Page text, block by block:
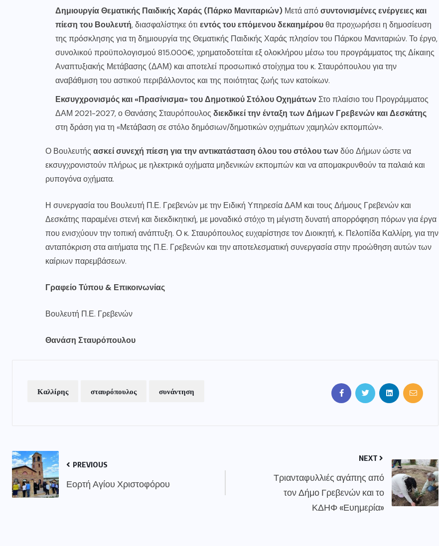
Δημιουργία Θεματικής Παιδικής Χαράς (Πάρκο Μανιταριών) Μετά απόσυντονισμένες ενέργειες και
πίεση του Βουλευτή, διασφαλίστηκε ότι εντός του επόμενου δεκαημέρουθα προχωρήσει η δημοσίευση
της πρόσκλησης για τη δημιουργία της Θεματικής Παιδικής Χαράς πλησίον του Πάρκου Μανιταριών. Το έργο,
συνολικού προϋπολογισμού 815.000€, χρηματοδοτείται εξ ολοκλήρου μέσω του προγράμματος της Δίκαιης
Αναπτυξιακής Μετάβασης (ΔΑΜ) και αποτελεί προσωπικό στοίχημα του κ. Σταυρόπουλου για την
αναβάθμιση του αστικού περιβάλλοντος και της ποιότητας ζωής των κατοίκων.
Εκσυγχρονισμός και «Πρασίνισμα» του Δημοτικού Στόλου ΟχημάτωνΣτο πλαίσιο του Προγράμματος
ΔΑΜ 2021-2027, ο Θανάσης Σταυρόπουλος διεκδικεί την ένταξη των Δήμων Γρεβενών και Δεσκάτης
στη δράση για τη «Μετάβαση σε στόλο δημόσιων/δημοτικών οχημάτων χαμηλών εκπομπών».
Ο Βουλευτής ασκεί συνεχή πίεση για την αντικατάσταση όλου του στόλου τωνδύο Δήμων ώστε να
εκσυγχρονιστούν πλήρως με ηλεκτρικά οχήματα μηδενικών εκπομπών και να απομακρυνθούν τα παλαιά και
ρυπογόνα οχήματα.
Η συνεργασία του Βουλευτή Π.Ε. Γρεβενών με την Ειδική Υπηρεσία ΔΑΜ και τους Δήμους Γρεβενών και
Δεσκάτης παραμένει στενή και διεκδικητική, με μοναδικό στόχο τη μέγιστη δυνατή απορρόφηση πόρων για έργα
που ενισχύουν την τοπική ανάπτυξη. Ο κ. Σταυρόπουλος ευχαρίστησε τον Διοικητή, κ. Πελοπίδα Καλλίρη, για την
ανταπόκριση στα αιτήματα της Π.Ε. Γρεβενών και την αποτελεσματική συνεργασία στην προώθηση αυτών των
καίριων παρεμβάσεων.
Γραφείο Τύπου & Επικοινωνίας
Βουλευτή Π.Ε. Γρεβενών
Θανάση Σταυρόπουλου
Καλλίρης σταυρόπουλος συνάντηση
PREVIOUS
Εορτή Αγίου Χριστοφόρου
NEXT
Τριανταφυλλιές αγάπης από
τον Δήμο Γρεβενών και το
ΚΔΗΦ «Ευημερία»